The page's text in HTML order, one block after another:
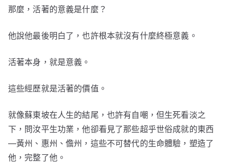
那麼，活著的意義是什麼？
他說他最後明白了，也許根本就沒有什麼終極意義。
活著本身，就是意義。
這些經歷就是活著的價值。
就像蘇東坡在人生的結尾，也許有自嘲，但生死看淡之
下，問汝平生功業，他卻看見了那些超乎世俗成就的東西
—黃州、惠州、儋州，這些不可替代的生命體驗，塑造了
他，完整了他。